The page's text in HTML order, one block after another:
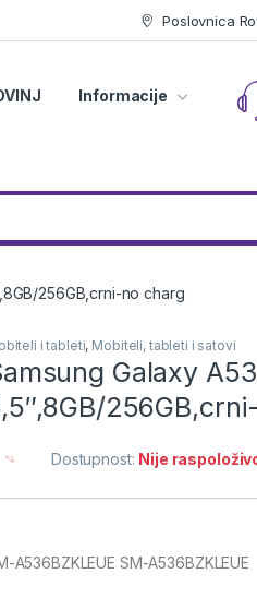
Poslovnica
Informacije
256GB,crni-no charg
i tableti, Mobiteli, tableti i satovi
Galaxy
Dostupnost: Nije
A536BZKLEUE SM-A536BZKLEUE